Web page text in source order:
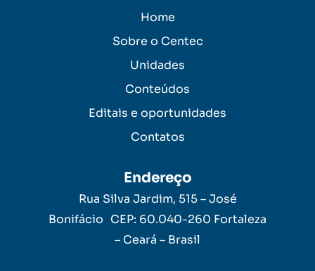
Home
Sobre o Centec
Unidades
Conteúdos
Editais e oportunidades
Contatos
Endereço
Rua Silva Jardim, 515 – José
Bonifácio CEP: 60.040-260 Fortaleza
– Ceará – Brasil